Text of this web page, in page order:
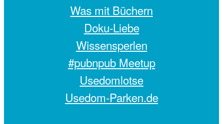
Was mit Büchern
Doku-Liebe
Wissensperlen
#pubnpub Meetup
Usedomlotse
Usedom-Parken.de